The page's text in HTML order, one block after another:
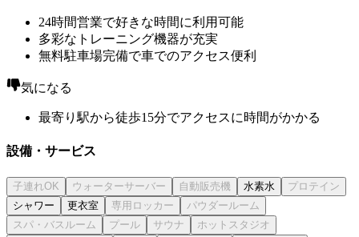
24時間営業で好きな時間に利用可能
多彩なトレーニング機器が充実
無料駐車場完備で車でのアクセス便利
気になる
最寄り駅から徒歩15分でアクセスに時間がかかる
設備・サービス
水素水
シャワー
更衣室